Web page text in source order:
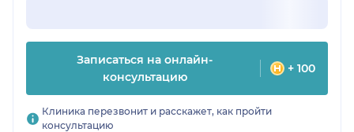
Записаться на онлайн-
консультацию
+ 100
Клиника перезвонит и расскажет, как пройти
консультацию